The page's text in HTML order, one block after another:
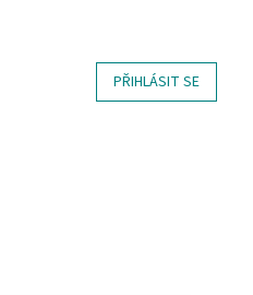
PŘIHLÁSIT SE